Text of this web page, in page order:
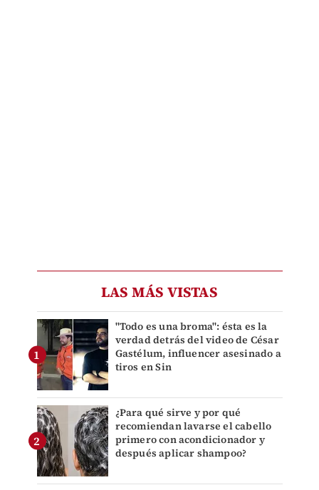
LAS MÁS VISTAS
"Todo es una broma": ésta es la
verdad detrás del video de César
Gastélum, influencer asesinado a
tiros en Sin
¿Para qué sirve y por qué
recomiendan lavarse el cabello
primero con acondicionador y
después aplicar shampoo?